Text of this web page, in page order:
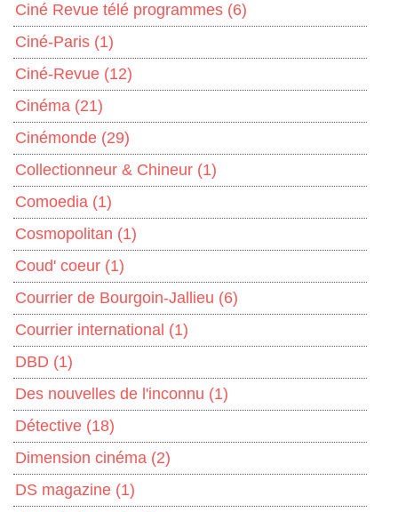
Ciné Revue télé programmes (6)
Ciné-Paris (1)
Ciné-Revue (12)
Cinéma (21)
Cinémonde (29)
Collectionneur & Chineur (1)
Comoedia (1)
Cosmopolitan (1)
Coud' coeur (1)
Courrier de Bourgoin-Jallieu (6)
Courrier international (1)
DBD (1)
Des nouvelles de l'inconnu (1)
Détective (18)
Dimension cinéma (2)
DS magazine (1)